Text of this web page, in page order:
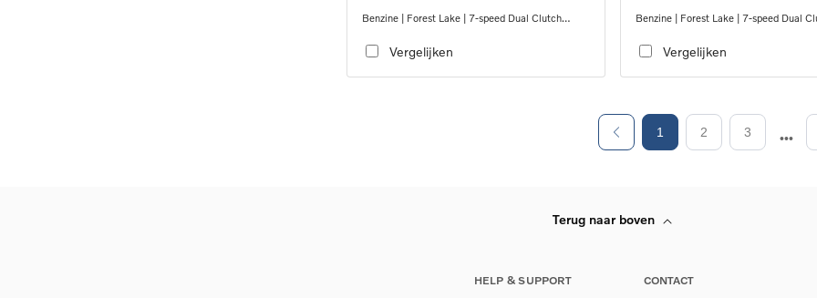
Benzine | Forest Lake | 7-speed Dual Clutch
Vergelijken
Benzine | Forest Lake | 7-speed Dual
Vergelijken
1 2 3
Terug naar boven
HELP & SUPPORT CONTACT